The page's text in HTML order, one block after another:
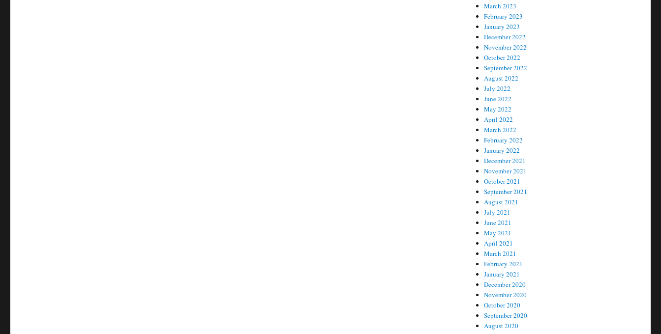
March 2023
February 2023
January 2023
December 2022
November 2022
October 2022
September 2022
August 2022
July 2022
June 2022
May 2022
April 2022
March 2022
February 2022
January 2022
December 2021
November 2021
October 2021
September 2021
August 2021
July 2021
June 2021
May 2021
April 2021
March 2021
February 2021
January 2021
December 2020
November 2020
October 2020
September 2020
August 2020